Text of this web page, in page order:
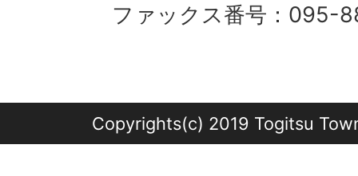
ファックス番号：095-
Copyrights(c) 2019 Togitsu